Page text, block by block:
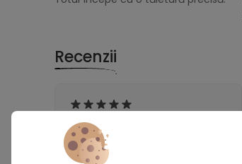
Recenzii
"Super comozi! Nu mă așteptam
să îmi placă chiar atât de mult.
Îi port aproape zilnic."